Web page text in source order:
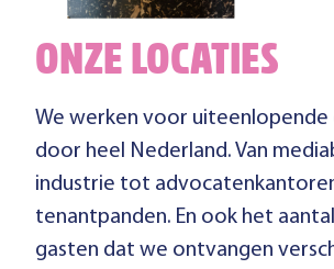
ONZE LOCATIES
We werken voor uiteenlopende
door heel Nederland. Van
industrie tot
tenantpanden. En ook het
gasten dat we ontvangen